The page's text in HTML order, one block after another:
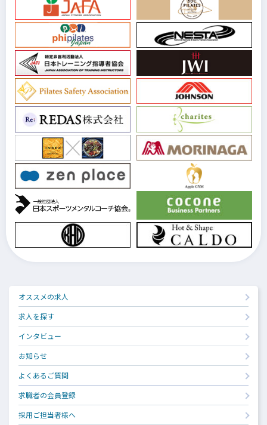
オススメの求人
求人を探す
インタビュー
お知らせ
よくあるご質問
求職者の会員登録
採用ご担当者様へ